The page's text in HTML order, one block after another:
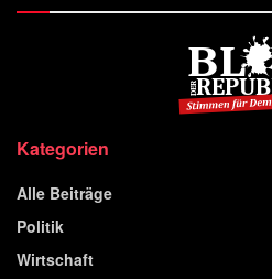
Kategorien
Alle Beiträge
Politik
Wirtschaft